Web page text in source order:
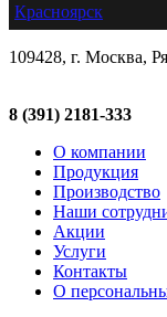
Красноярск
109428, г. Москва,
8 (391) 2181-333
О компании
Продукция
Производство
Наши
Акции
Услуги
Контакты
О